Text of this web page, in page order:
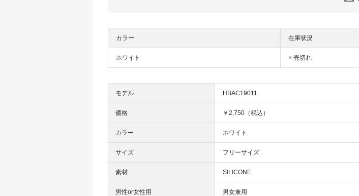
カラー 在庫状況
ホワイト × 売切れ
モデル HBAC19011
価格 ￥2,750（税込）
カラー ホワイト
サイズ フリーサイズ
素材 SILICONE
男性or女性用 男女兼用